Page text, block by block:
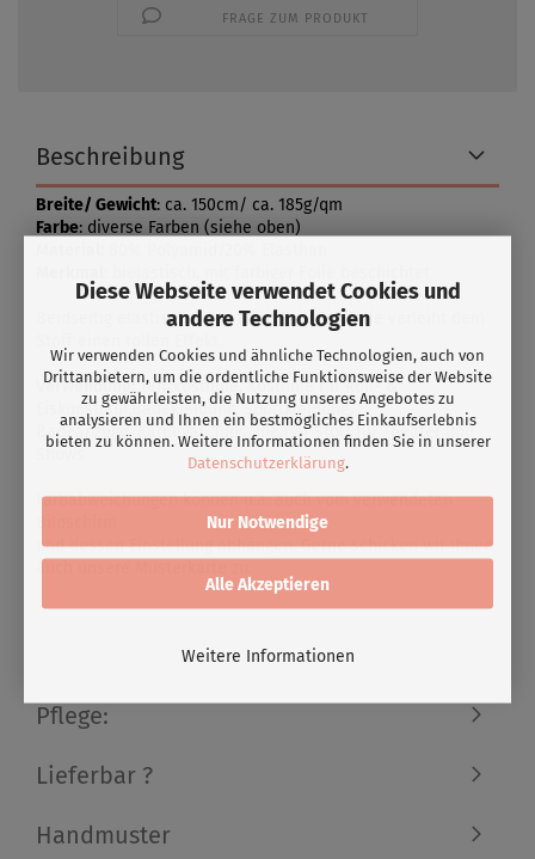
Diese Webseite verwendet Cookies und
andere Technologien
Wir verwenden Cookies und ähnliche Technologien, auch von
Drittanbietern, um die ordentliche Funktionsweise der Website
zu gewährleisten, die Nutzung unseres Angebotes zu
analysieren und Ihnen ein bestmögliches Einkaufserlebnis
bieten zu können. Weitere Informationen finden Sie in unserer
Datenschutzerklärung.
Alle Akzeptieren
Nur Notwendige
Weitere Informationen
FRAGE ZUM PRODUKT
Beschreibung
Breite/ Gewicht: ca. 150cm/ ca. 185g/qm
Farbe: diverse Farben (siehe oben)
Beidseitig elastischer Lycra mit Foil. Die Folie verleiht dem
Verwendung:Tanzkostüme, Kostüme für Roll- &
Eiskunstlauf,Badekleidung, Sportkleidung,
Badeanzüge, Karneval, Tops, idealer Stoff für Theater und
Farbabweichungen können u.a. auch vom verwendeten
und dessen Einstellung abhängen. Gerne schicken wir Ihnen
Pflege:
Lieferbar ?
Handmuster